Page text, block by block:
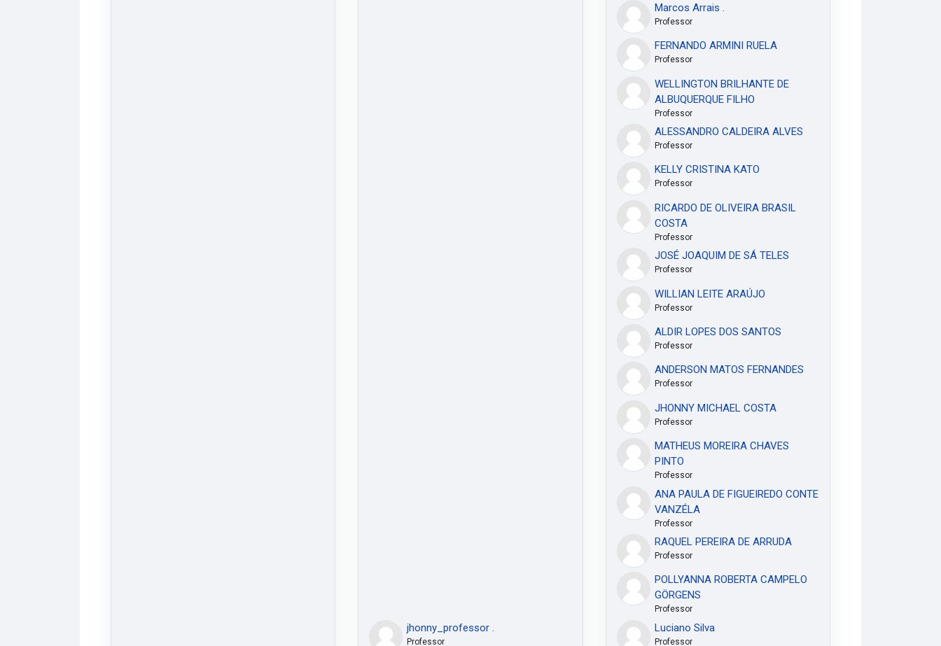
jhonny_professor .
Professor
Marcos Arrais .
Professor
FERNANDO ARMINI RUELA
Professor
WELLINGTON BRILHANTE DE
ALBUQUERQUE FILHO
Professor
ALESSANDRO CALDEIRA ALVES
Professor
KELLY CRISTINA KATO
Professor
RICARDO DE OLIVEIRA BRASIL
COSTA
Professor
JOSÉ JOAQUIM DE SÁ TELES
Professor
WILLIAN LEITE ARAÚJO
Professor
ALDIR LOPES DOS SANTOS
Professor
ANDERSON MATOS FERNANDES
Professor
JHONNY MICHAEL COSTA
Professor
MATHEUS MOREIRA CHAVES
PINTO
Professor
ANA PAULA DE FIGUEIREDO CONTE
VANZÉLA
Professor
RAQUEL PEREIRA DE ARRUDA
Professor
POLLYANNA ROBERTA CAMPELO
GÖRGENS
Professor
Luciano Silva
Professor